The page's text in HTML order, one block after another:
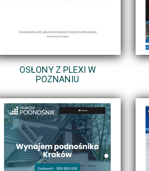
OSŁONY Z PLEXI W
POZNANIU